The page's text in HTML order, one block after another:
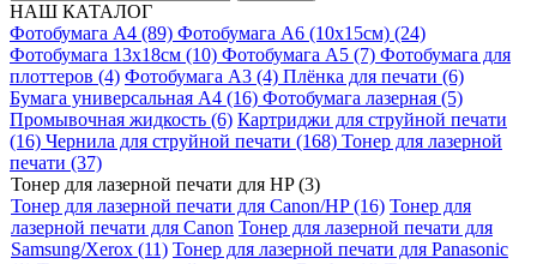
НАШ КАТАЛОГ
Фотобумага A4 (89) Фотобумага A6 (10х15см) (24)
Фотобумага 13х18см (10) Фотобумага A5 (7) Фотобумага для
плоттеров (4) Фотобумага A3 (4) Плёнка для печати (6)
Бумага универсальная A4 (16) Фотобумага лазерная (5)
Промывочная жидкость (6) Картриджи для струйной печати
(16) Чернила для струйной печати (168) Тонер для лазерной
печати (37)
Тонер для лазерной печати для HP (3)
Тонер для лазерной печати для Canon/HP (16) Тонер для
лазерной печати для Canon Тонер для лазерной печати для
Samsung/Xerox (11) Тонер для лазерной печати для Panasonic